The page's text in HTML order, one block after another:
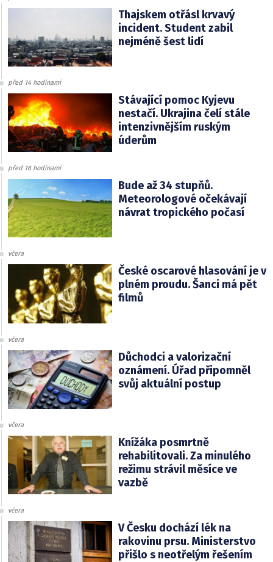
Thajskem otřásl krvavý
incident. Student zabil
nejméně šest lidí
před 14 hodinami
Stávající pomoc Kyjevu
nestačí. Ukrajina čelí stále
intenzivnějším ruským
úderům
před 16 hodinami
Bude až 34 stupňů.
Meteorologové očekávají
návrat tropického počasí
včera
České oscarové hlasování je v
plném proudu. Šanci má pět
filmů
včera
Důchodci a valorizační
oznámení. Úřad připomněl
svůj aktuální postup
včera
Knížáka posmrtně
rehabilitovali. Za minulého
režimu strávil měsíce ve
vazbě
včera
V Česku dochází lék na
rakovinu prsu. Ministerstvo
přišlo s neotřelým řešením